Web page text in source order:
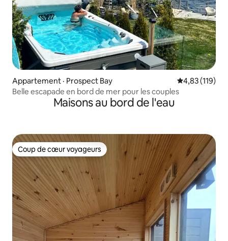
Appartement · Prospect Bay Note
4,83 (119)
Belle escapade en bord de mer pour les couples
Maisons au bord de l'eau
Coup de cœur voyageurs
Coup de cœur voyageurs